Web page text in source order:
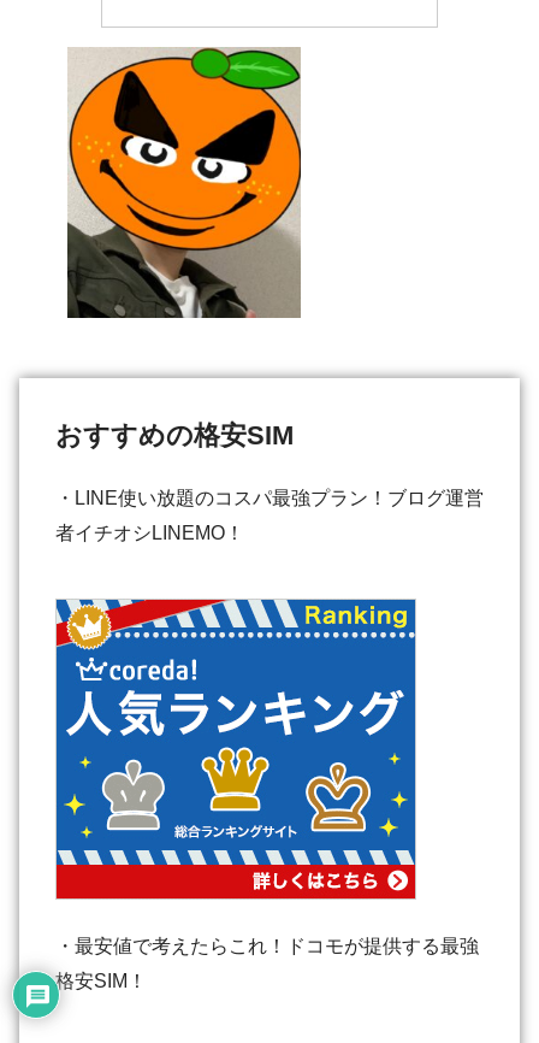
おすすめの格安SIM
・LINE使い放題のコスパ最強プラン！ブログ運営
者イチオシLINEMO！
・最安値で考えたらこれ！ドコモが提供する最強
格安SIM！